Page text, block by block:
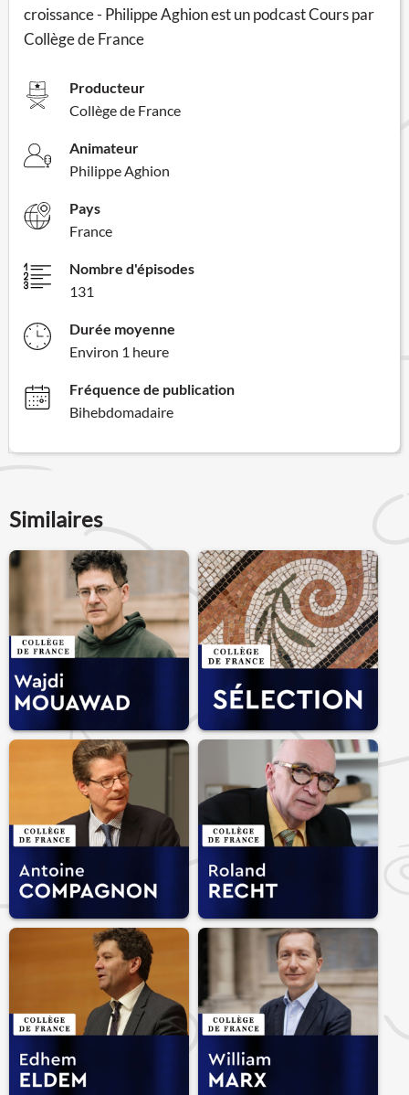
croissance - Philippe Aghion est un podcast Cours par
Collège de France
Producteur
Collège de France
Animateur
Philippe Aghion
Pays
France
Nombre d'épisodes
131
Durée moyenne
Environ 1 heure
Fréquence de publication
Bihebdomadaire
Similaires